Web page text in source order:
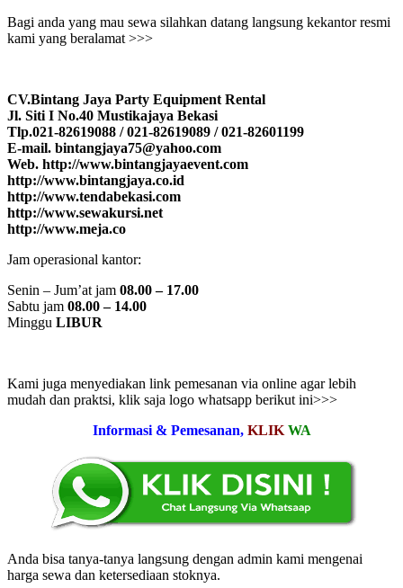
Bagi anda yang mau sewa silahkan datang langsung kekantor resmi
kami yang beralamat >>>
CV.Bintang Jaya Party Equipment Rental
Jl. Siti I No.40 Mustikajaya Bekasi
Tlp.021-82619088 / 021-82619089 / 021-82601199
E-mail. bintangjaya75@yahoo.com
Web. http://www.bintangjayaevent.com
http://www.bintangjaya.co.id
http://www.tendabekasi.com
http://www.sewakursi.net
http://www.meja.co
Jam operasional kantor:
Senin – Jum’at jam 08.00 – 17.00
Sabtu jam 08.00 – 14.00
Minggu LIBUR
Kami juga menyediakan link pemesanan via online agar lebih
mudah dan praktsi, klik saja logo whatsapp berikut ini>>>
Informasi & Pemesanan, KLIK WA
Anda bisa tanya-tanya langsung dengan admin kami mengenai
harga sewa dan ketersediaan stoknya.